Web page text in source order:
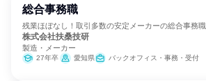
総合事務職
残業ほぼなし！取引多数の安定メーカーの総合事務職
株式会社扶桑技研
製造・メーカー
27年卒 愛知県 バックオフィス・事務・受付